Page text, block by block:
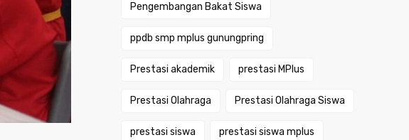
Pengembangan Bakat Siswa
ppdb smp mplus gunungpring
Prestasi akademik prestasi MPlus
Prestasi Olahraga Prestasi Olahraga Siswa
prestasi siswa prestasi siswa mplus